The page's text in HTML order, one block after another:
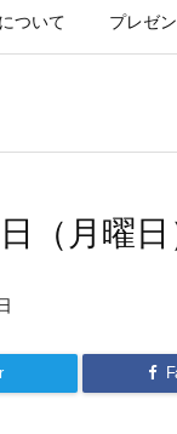
ついて プレゼ
（月曜